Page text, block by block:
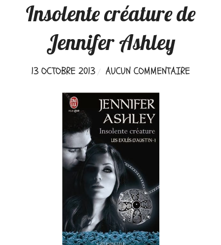
Insolente créature de
Jennifer Ashley
13 OCTOBRE 2013 AUCUN COMMENTAIRE